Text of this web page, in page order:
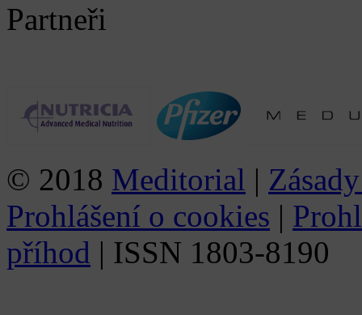
Partneři
© 2018 Meditorial |
Prohlášení o cookies |
příhod | ISSN 1803-8190